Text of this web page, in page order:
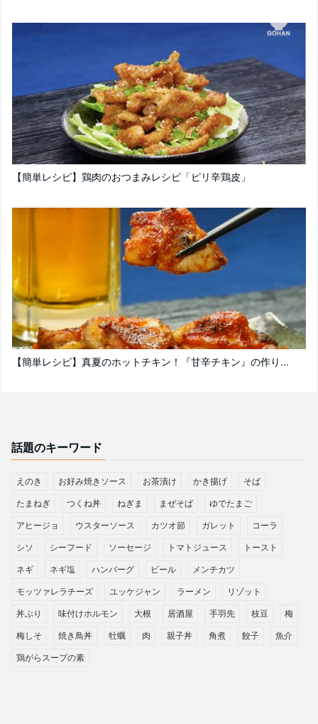
【簡単レシピ】鶏肉のおつまみレシピ「ピリ辛鶏皮」
【簡単レシピ】真夏のホットチキン！『甘辛チキン』の作り...
話題のキーワード
えのき お好み焼きソース お茶漬け かき揚げ そば
たまねぎ つくね丼 ねぎま まぜそば ゆでたまご
アヒージョ ウスターソース カツオ節 ガレット コーラ
シソ シーフード ソーセージ トマトジュース トースト
ネギ ネギ塩 ハンバーグ ビール メンチカツ
モッツァレラチーズ ユッケジャン ラーメン リゾット
丼ぶり 味付けホルモン 大根 居酒屋 手羽先 枝豆 梅
梅しそ 焼き鳥丼 牡蠣 肉 親子丼 角煮 餃子 魚介
鶏がらスープの素